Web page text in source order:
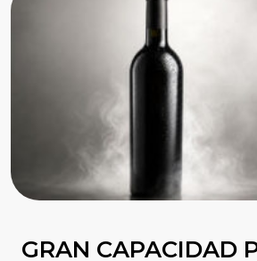
GRAN CAPACIDAD